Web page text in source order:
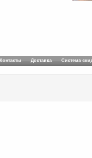
Контакты Доставка Система